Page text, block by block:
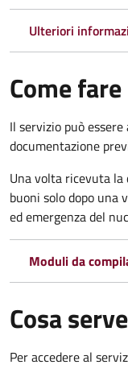
Ulteriori
Come fare
Il servizio può
documentazione
Una volta ricevuta la
buoni solo dopo una
ed emergenza del
Moduli da
Cosa serve
Per accedere al